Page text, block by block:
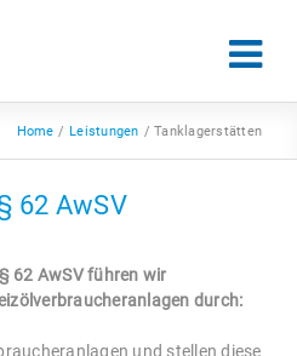
Home Leistungen Tanklagerstätten
62 AwSV
62 AwSV führen wir
durch:
und stellen diese